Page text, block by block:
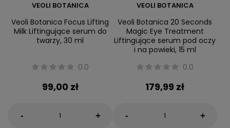
VEOLI BOTANICA
Veoli Botanica Focus Lifting
Milk Liftingujące serum do
twarzy, 30 ml
0.0
99,00 zł
- +
VEOLI BOTANICA
Veoli Botanica 20 Seconds
Magic Eye Treatment
Liftingujące serum pod oczy
i na powieki, 15 ml
0.0
179,99 zł
- +